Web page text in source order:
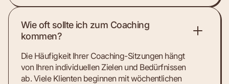
Wie oft sollte ich zum Coaching
kommen?
Die Häufigkeit Ihrer Coaching-Sitzungen hängt
von Ihren individuellen Zielen und Bedürfnissen
ab. Viele Klienten beginnen mit wöchentlichen